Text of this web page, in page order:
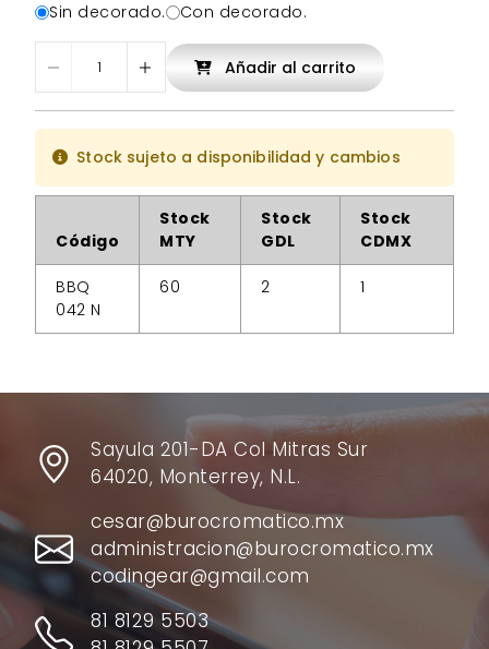
Sin decorado. Con decorado.
Añadir al carrito
Stock sujeto a disponibilidad y cambios
Código
Stock
MTY
Stock
GDL
Stock
CDMX
BBQ
042 N
60 2 1
Sayula 201-DA Col Mitras Sur
64020, Monterrey, N.L.
cesar@burocromatico.mx
administracion@burocromatico.mx
codingear@gmail.com
81 8129 5503